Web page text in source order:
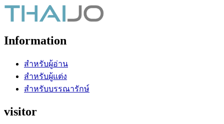
Information
สำหรับผู้อ่าน
สำหรับผู้แต่ง
สำหรับบรรณารักษ์
visitor